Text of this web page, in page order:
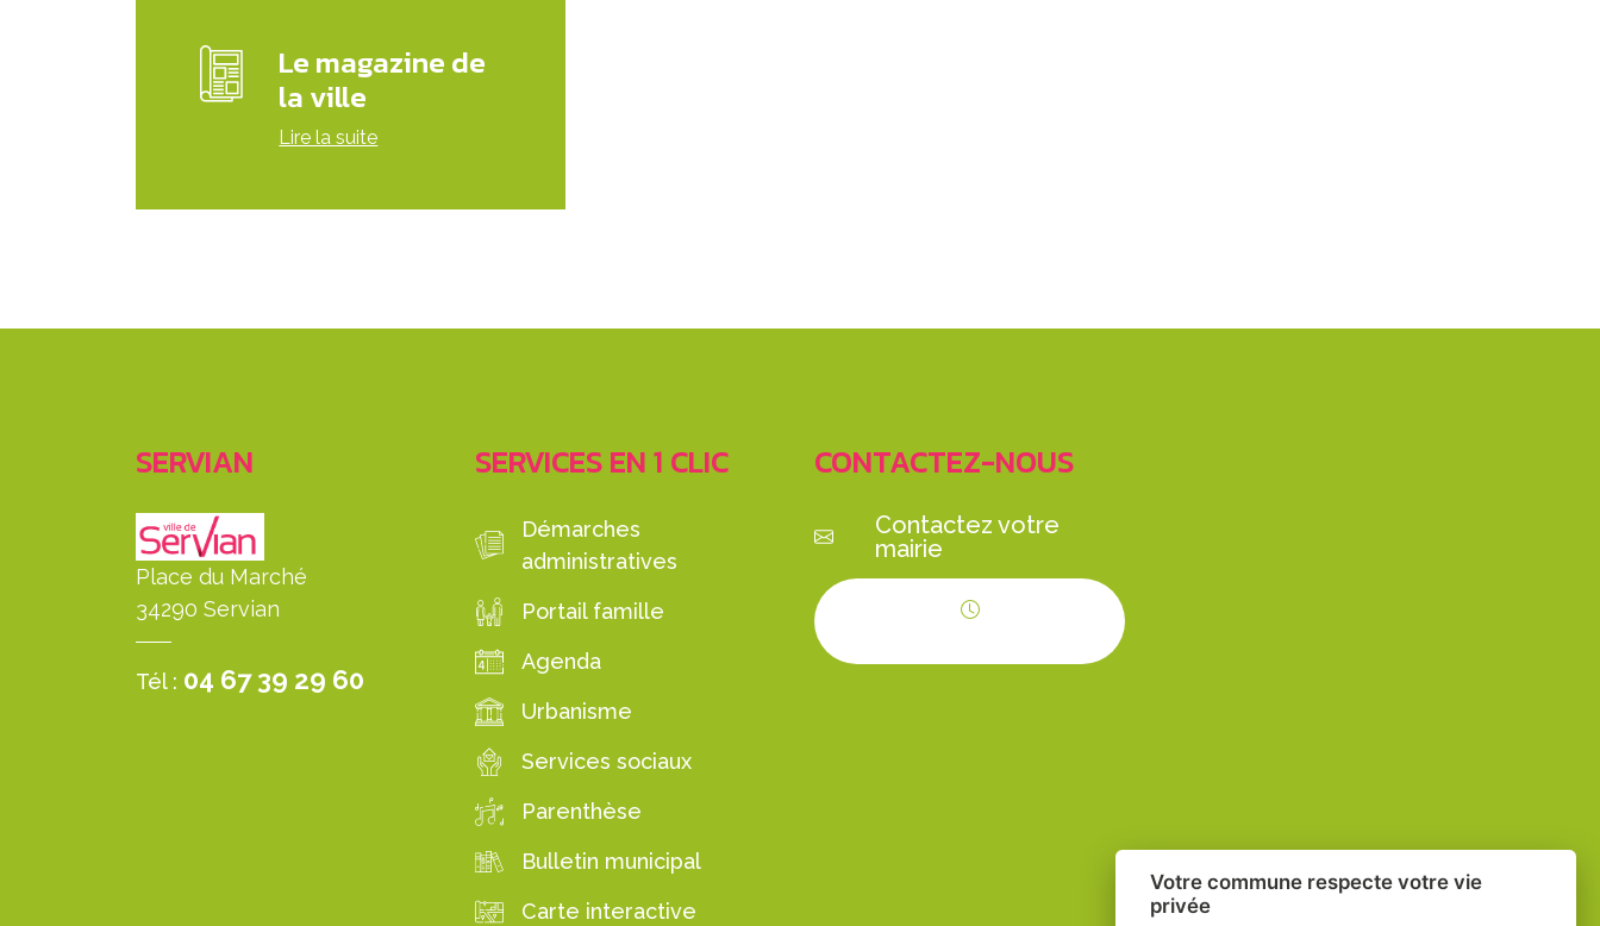
Le magazine de
la ville
Lire la suite
SERVIAN
Place du Marché
34290 Servian
Tél : 04 67 39 29 60
SERVICES EN 1 CLIC
Démarches
administratives
Portail famille
Agenda
Urbanisme
Services sociaux
Parenthèse
Bulletin municipal
Carte interactive
CONTACTEZ-NOUS
Contactez votre
mairie
Votre commune respecte votre vie
privée